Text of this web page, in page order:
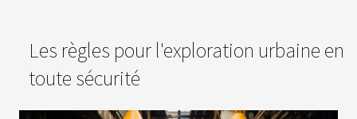
Les règles pour l'exploration urbaine en
toute sécurité